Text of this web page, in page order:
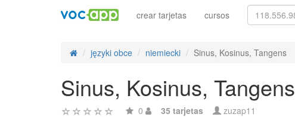
crear tarjetas cursos
języki obce niemiecki Sinus, Kosinus, Tangens
Sinus, Kosinus, Tangens
0 35 tarjetas zuzap11